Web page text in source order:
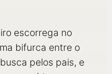
escorrega no
bifurca entre o
pelos pais, e